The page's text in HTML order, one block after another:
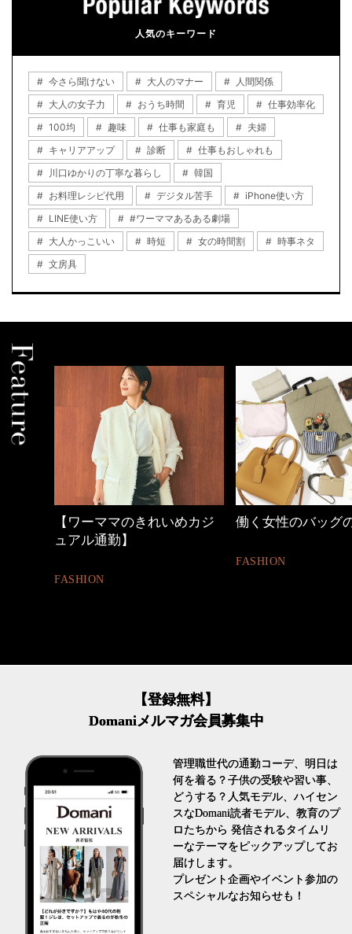
人気のキーワード
今さら聞けない 大人のマナー
人間関係
大人の女子力
おうち時間 育児
仕事効率化
100均
趣味 仕事も家庭も
夫婦
キャリアアップ
診断
仕事もおしゃれも
川口ゆかりの丁寧な暮らし
韓国
お料理レシピ代用
デジタル苦手
iPhone使い方
LINE使い方
#ワーママあるある劇場
大人かっこいい
時短 女の時間割
時事ネタ
文房具
【ワーママのきれいめカジ
ュアル通勤】
FASHION
働く女性のバッグ
FASHION
【登録無料】
Domaniメルマガ会員募集中
管理職世代の通勤コーデ、明日は
何を着る？子供の受験や習い事、
どうする？人気モデル、ハイセン
スなDomani読者モデル、教育のプ
ロたちから 発信されるタイムリ
ーなテーマをピックアップしてお
届けします。
プレゼント企画やイベント参加の
スペシャルなお知らせも！